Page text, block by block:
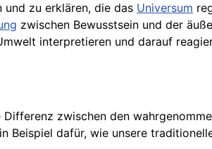
zu erklären, die das Universum
zwischen Bewusstsein und der
interpretieren und darauf
Differenz zwischen den
Beispiel dafür, wie unsere